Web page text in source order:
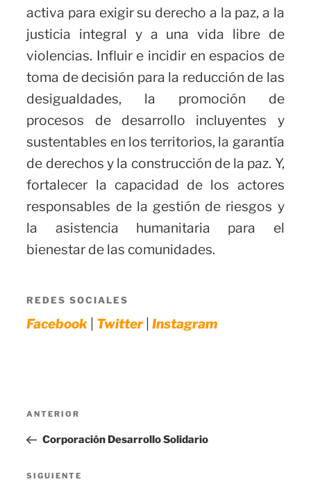
activa para exigir su derecho a la paz, a la
justicia integral y a una vida libre de
violencias. Influir e incidir en espacios de
toma de decisión para la reducción de las
desigualdades, la promoción de
procesos de desarrollo incluyentes y
sustentables en los territorios, la garantía
de derechos y la construcción de la paz. Y,
fortalecer la capacidad de los actores
responsables de la gestión de riesgos y
la asistencia humanitaria para el
bienestar de las comunidades.
REDES SOCIALES
Facebook Twitter|Instagram
entradas
Entrada
anterior:
ANTERIOR
Corporación Desarrollo Solidario
Siguiente
SIGUIENTE